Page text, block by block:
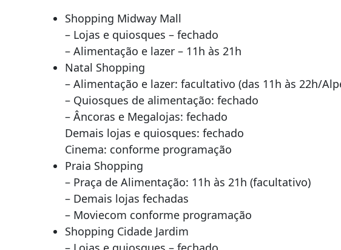
Shopping Midway Mall
– Lojas e quiosques – fechado
– Alimentação e lazer – 11h às 21h
Natal Shopping
– Alimentação e lazer: facultativo (das 11h às 22h/
– Quiosques de alimentação: fechado
– Âncoras e Megalojas: fechado
Demais lojas e quiosques: fechado
Cinema: conforme programação
Praia Shopping
– Praça de Alimentação: 11h às 21h (facultativo)
– Demais lojas fechadas
– Moviecom conforme programação
Shopping Cidade Jardim